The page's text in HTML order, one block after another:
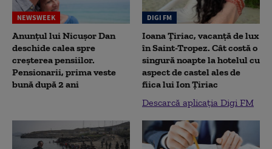
NEWSWEEK
Anunțul lui Nicușor Dan
deschide calea spre
creșterea pensiilor.
Pensionarii, prima veste
bună după 2 ani
DIGI FM
Ioana Țiriac, vacanță de lux
în Saint-Tropez. Cât costă o
singură noapte la hotelul cu
aspect de castel ales de
fiica lui Ion Țiriac
Descarcă aplicația Digi FM